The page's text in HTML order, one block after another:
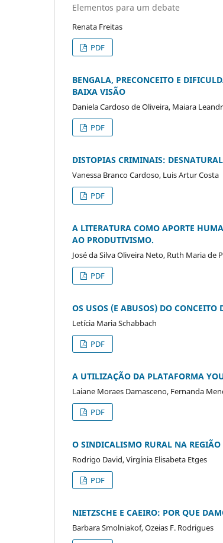
Elementos para um debate
Renata Freitas
PDF
BENGALA, PRECONCEITO E
BAIXA VISÃO
Daniela Cardoso de Oliveira, Maiara
PDF
DISTOPIAS CRIMINAIS:
Vanessa Branco Cardoso, Luis Artur Costa
PDF
A LITERATURA COMO APORTE
AO PRODUTIVISMO.
José da Silva Oliveira Neto, Ruth Maria de
PDF
OS USOS (E ABUSOS) DO
Letícia Maria Schabbach
PDF
A UTILIZAÇÃO DA PLATAFORMA
Laiane Moraes Damasceno, Fernanda
PDF
O SINDICALISMO RURAL NA REGIÃO
Rodrigo David, Virgínia Elisabeta Etges
PDF
NIETZSCHE E CAEIRO: POR QUE
Barbara Smolniakof, Ozeias F. Rodrigues